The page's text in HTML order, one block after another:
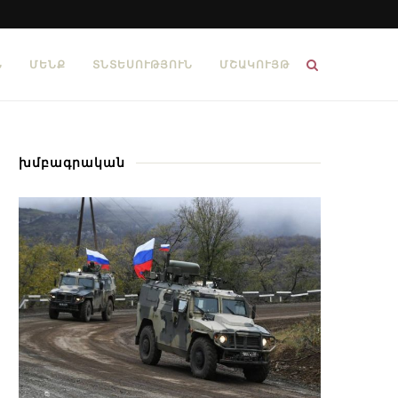
ՄԵՆՔ ՏՆՏԵՍՈՒԹՅՈՒՆ ՄՇԱԿՈՒՅԹ
խմբագրական